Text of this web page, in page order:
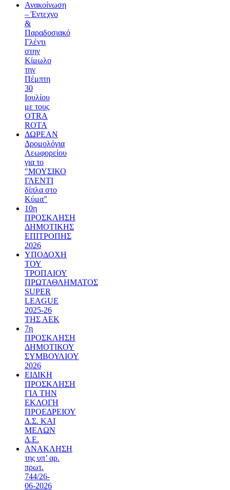
Ανακοίνωση
– Έντεχνο
&
Παραδοσιακό
Γλέντι
στην
Κίμωλο
την
Πέμπτη
30
Ιουλίου
με τους
OTRA
ROTA
ΔΩΡΕΑΝ
Δρομολόγια
Λεωφορείου
για το
"ΜΟΥΣΙΚΟ
ΓΛΕΝΤΙ
δίπλα στο
Κύμα"
10η
ΠΡΟΣΚΛΗΣΗ
ΔΗΜΟΤΙΚΗΣ
ΕΠΙΤΡΟΠΗΣ
2026
ΥΠΟΔΟΧΗ
ΤΟΥ
ΤΡΟΠΑΙΟΥ
ΠΡΩΤΑΘΛΗΜΑΤΟΣ
SUPER
LEAGUE
2025-26
ΤΗΣ ΑΕΚ
7η
ΠΡΟΣΚΛΗΣΗ
ΔΗΜΟΤΙΚΟΥ
ΣΥΜΒΟΥΛΙΟΥ
2026
ΕΙΔΙΚΗ
ΠΡΟΣΚΛΗΣΗ
ΓΙΑ ΤΗΝ
ΕΚΛΟΓΗ
ΠΡΟΕΔΡΕΙΟΥ
Δ.Σ. ΚΑΙ
ΜΕΛΩΝ
Δ.Ε.
ΑΝΑΚΛΗΣΗ
της υπ’ αρ.
πρωτ.
744/26-
06-2026